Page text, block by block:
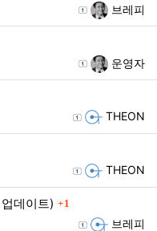
등록자 브레피
등록자 운영자
등록자 THEON
등록자 THEON
데이트) 댓글
1
등록자 브레피